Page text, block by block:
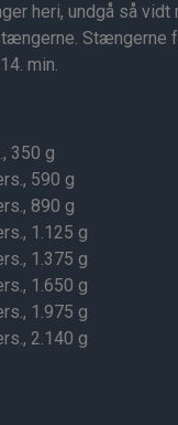
heri, undgå så vidt
Stængerne
min.
350 g
590 g
890 g
1.125 g
1.375 g
1.650 g
1.975 g
2.140 g